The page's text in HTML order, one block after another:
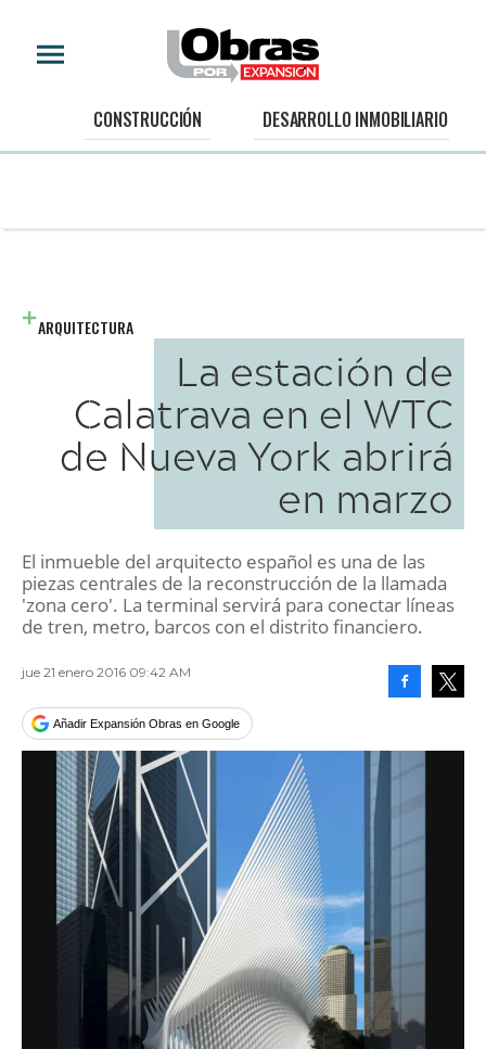
CONSTRUCCIÓN DESARROLLO INMOBILIARIO
ARQUITECTURA
La estación de
Calatrava en el WTC
de Nueva York abrirá
en marzo
El inmueble del arquitecto español es una de las
piezas centrales de la reconstrucción de la llamada
'zona cero'. La terminal servirá para conectar líneas
de tren, metro, barcos con el distrito financiero.
jue 21 enero 2016 09:42 AM
Añadir Expansión Obras en Google